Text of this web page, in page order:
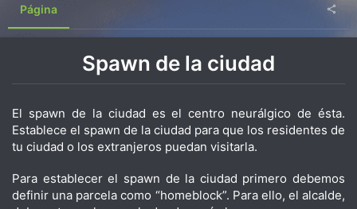
Página
Spawn de la ciudad
El spawn de la ciudad es el centro neurálgico de ésta.
Establece el spawn de la ciudad para que los residentes de
tu ciudad o los extranjeros puedan visitarla.
Para establecer el spawn de la ciudad primero debemos
definir una parcela como “homeblock”. Para ello, el alcalde,